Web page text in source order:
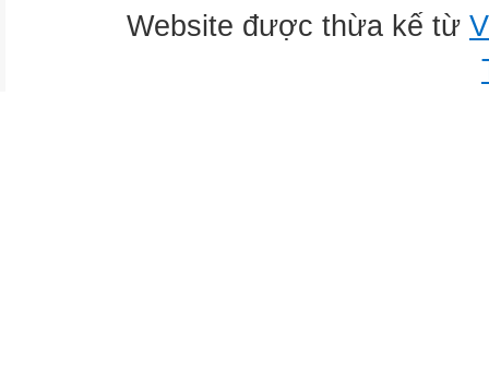
Website được thừa kế từ